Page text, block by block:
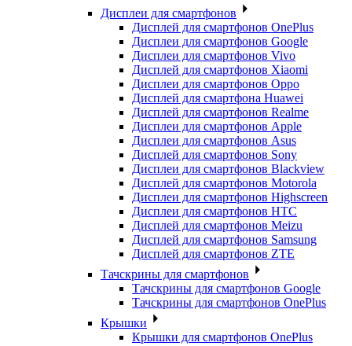
Дисплеи для смартфонов
Дисплей для смартфонов OnePlus
Дисплеи для смартфонов Google
Дисплеи для смартфонов Vivo
Дисплей для смартфонов Xiaomi
Дисплеи для смартфонов Oppo
Дисплей для смартфона Huawei
Дисплей для смартфонов Realme
Дисплеи для смартфонов Apple
Дисплеи для смартфонов Asus
Дисплей для смартфонов Sony
Дисплеи для смартфонов Blackview
Дисплей для смартфонов Motorola
Дисплеи для смартфонов Highscreen
Дисплеи для смартфонов HTC
Дисплей для смартфонов Meizu
Дисплей для смартфонов Samsung
Дисплей для смартфонов ZTE
Тачскрины для смартфонов
Тачскрины для смартфонов Google
Тачскрины для смартфонов OnePlus
Крышки
Крышки для смартфонов OnePlus